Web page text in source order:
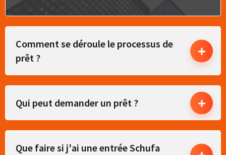
Comment se déroule le processus de
prêt ?
Qui peut demander un prêt ?
Que faire si j'ai une entrée Schufa